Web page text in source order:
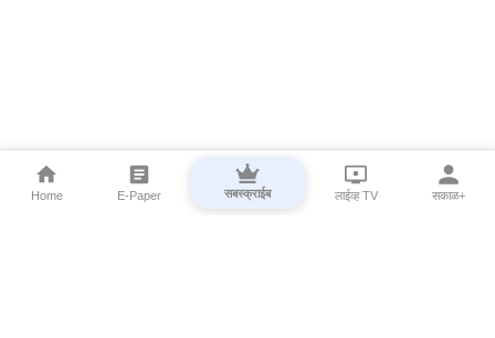
Home E-Paper सबस्क्राईब लाईव्ह TV सकाळ+